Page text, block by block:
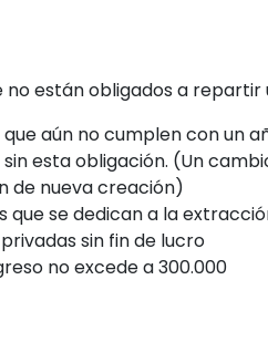
no están obligados a repartir
aún no cumplen con un
esta obligación. (Un
de nueva creación)
que se dedican a la
sin fin de lucro
no excede a 300.000